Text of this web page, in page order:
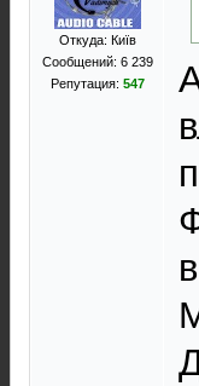
Откуда: Київ
Сообщений: 6 239
Репутация: 547